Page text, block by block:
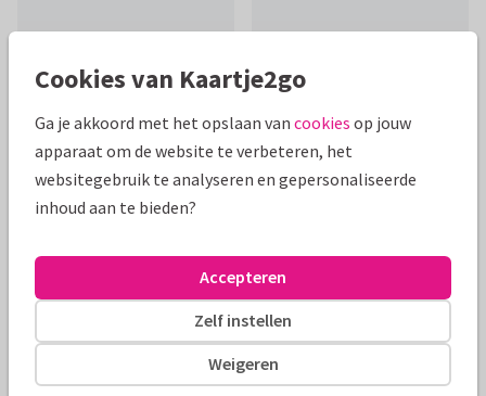
Productinformatie
Grappige beterschapskaart van hondje bloemenmuts. Stuur
glimlach. Tekst aanpasbaar.
Alle kaarten zijn helemaal naar wens aan te passen
Beterschapskaarten Studio Snuit Dieren Humor
Cookies van Kaartje2go
Ga je akkoord met het opslaan van cookies op jouw
apparaat om de website te verbeteren, het
websitegebruik te analyseren en gepersonaliseerde
inhoud aan te bieden?
Weigeren
Zelf instellen
Accepteren